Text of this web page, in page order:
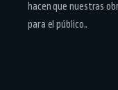
hacen que nuestras
para el público..